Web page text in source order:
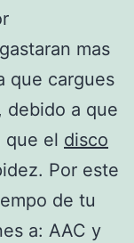
mas
que cargues
debido a que
que el disco
Por este
de tu
a: AAC y